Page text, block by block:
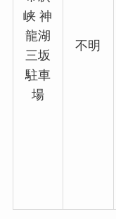
峡 神
龍湖
三坂
駐車
場
不明